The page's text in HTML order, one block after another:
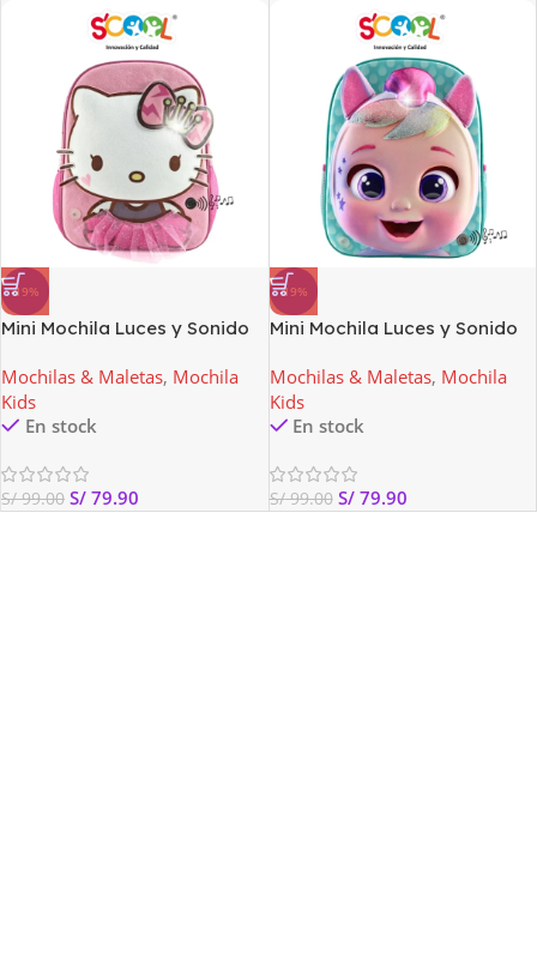
-19%
Mini Mochila Luces y Sonido
Mochilas & Maletas, Mochila
Kids
En stock
S/99.00 S/ 79.90
-19%
Mini Mochila Luces y Sonido
Mochilas & Maletas, Mochila
Kids
En stock
S/99.00 S/79.90